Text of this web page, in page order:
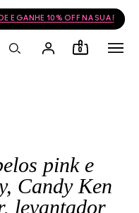
E GANHE 10% OFF NA SUA
0
pink e
Candy Ken
levantador